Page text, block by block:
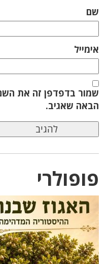
שם
אימייל
שמור בדפדפן זה את
הבאה שאגיב.
פופולרי